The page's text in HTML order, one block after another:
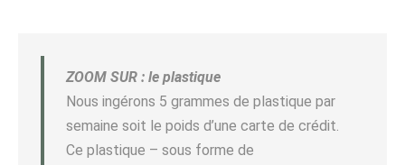
ZOOM SUR : le plastique
Nous ingérons 5 grammes de plastique par
semaine soit le poids d’une carte de crédit.
Ce plastique – sous forme de